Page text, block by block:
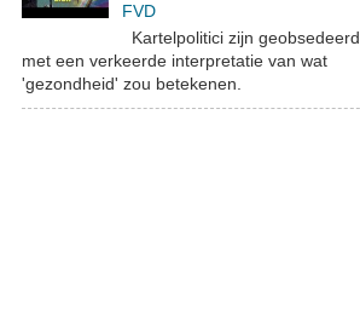
FVD
Kartelpolitici zijn geobsedeerd
met een verkeerde interpretatie van wat
'gezondheid' zou betekenen.